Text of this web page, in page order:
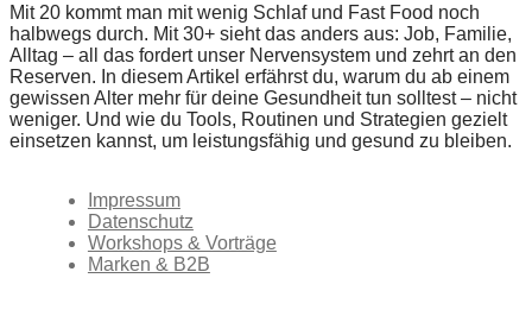
Mit 20 kommt man mit wenig Schlaf und Fast Food noch
halbwegs durch. Mit 30+ sieht das anders aus: Job, Familie,
Alltag – all das fordert unser Nervensystem und zehrt an den
Reserven. In diesem Artikel erfährst du, warum du ab einem
gewissen Alter mehr für deine Gesundheit tun solltest – nicht
weniger. Und wie du Tools, Routinen und Strategien gezielt
einsetzen kannst, um leistungsfähig und gesund zu bleiben.
Impressum
Datenschutz
Workshops & Vorträge
Marken & B2B